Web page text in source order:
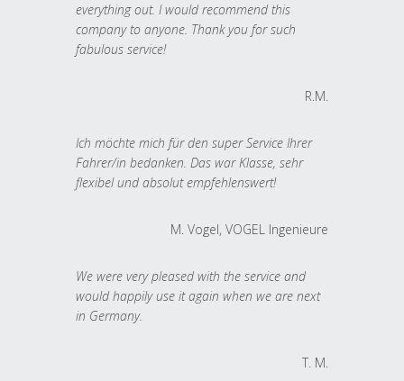
everything out. I would recommend this
company to anyone. Thank you for such
fabulous service!
R.M.
Ich möchte mich für den super Service Ihrer
Fahrer/in bedanken. Das war Klasse, sehr
flexibel und absolut empfehlenswert!
M. Vogel, VOGEL Ingenieure
We were very pleased with the service and
would happily use it again when we are next
in Germany.
T. M.